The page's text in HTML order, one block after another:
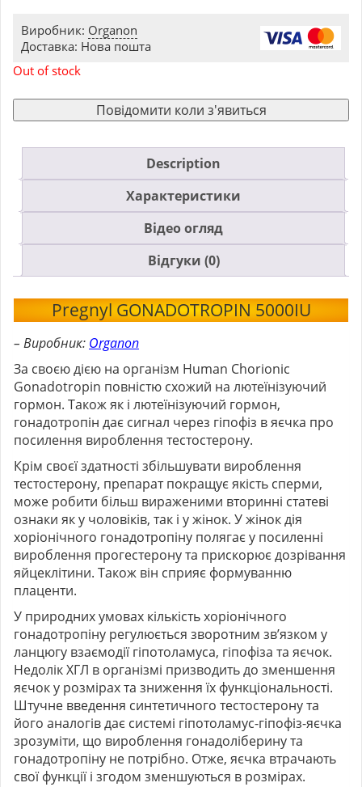
Виробник: Organon
Доставка: Нова пошта
Out of stock
Повідомити коли з'явиться
Description
Характеристики
Відео огляд
Відгуки (0)
Pregnyl GONADOTROPIN 5000IU
– Виробник: Organon
За своєю дією на організм Human Chorionic
Gonadotropin повністю схожий на лютеїнізуючий
гормон. Також як і лютеїнізуючий гормон,
гонадотропін дає сигнал через гіпофіз в яєчка про
посилення вироблення тестостерону.
Крім своєї здатності збільшувати вироблення
тестостерону, препарат покращує якість сперми,
може робити більш вираженими вторинні статеві
ознаки як у чоловіків, так і у жінок. У жінок дія
хоріонічного гонадотропіну полягає у посиленні
вироблення прогестерону та прискорює дозрівання
яйцеклітини. Також він сприяє формуванню
плаценти.
У природних умовах кількість хоріонічного
гонадотропіну регулюється зворотним зв’язком у
ланцюгу взаємодії гіпотоламуса, гіпофіза та яєчок.
Недолік ХГЛ в організмі призводить до зменшення
яєчок у розмірах та зниження їх функціональності.
Штучне введення синтетичного тестостерону та
його аналогів дає системі гіпотоламус-гіпофіз-яєчка
зрозуміти, що вироблення гонадоліберину та
гонадотропіну не потрібно. Отже, яєчка втрачають
свої функції і згодом зменшуються в розмірах.